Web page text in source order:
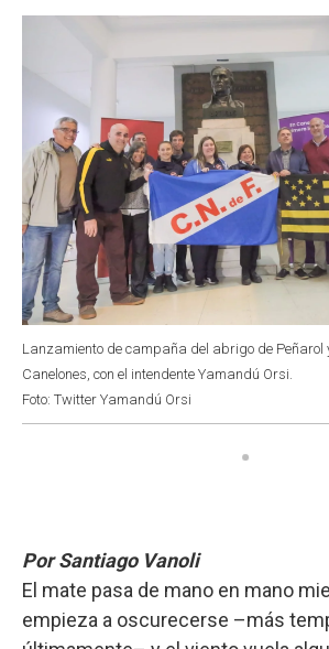
Lanzamiento de campaña del abrigo de Peñarol
Canelones, con el intendente Yamandú Orsi.
Foto: Twitter Yamandú Orsi
Por Santiago Vanoli
El mate pasa de mano en mano
empieza a oscurecerse –más